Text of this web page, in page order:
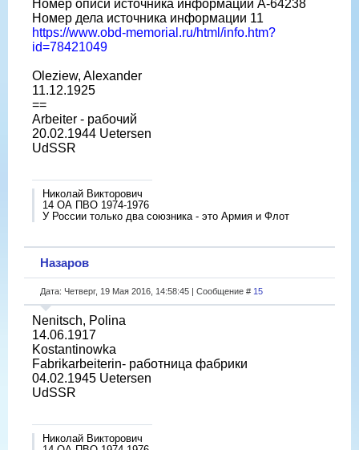
Номер описи источника информации A-64238
Номер дела источника информации 11
https://www.obd-memorial.ru/html/info.htm?
id=78421049
Oleziew, Alexander
11.12.1925
==
Arbeiter - рабочий
20.02.1944 Uetersen
UdSSR
Николай Викторович
14 ОА ПВО 1974-1976
У России только два союзника - это Армия и Флот
Назаров
Дата: Четверг, 19 Мая 2016, 14:58:45 | Сообщение # 15
Nenitsch, Polina
14.06.1917
Kostantinowka
Fabrikarbeiterin- работница фабрики
04.02.1945 Uetersen
UdSSR
Николай Викторович